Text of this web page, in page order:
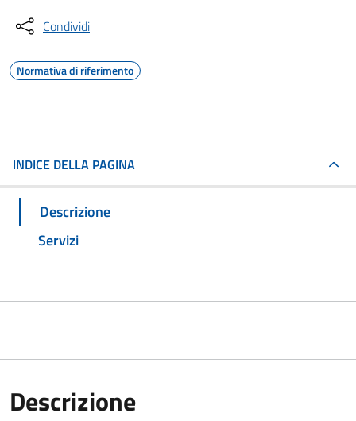
Condividi
Normativa di riferimento
INDICE DELLA PAGINA
Descrizione
Servizi
Descrizione